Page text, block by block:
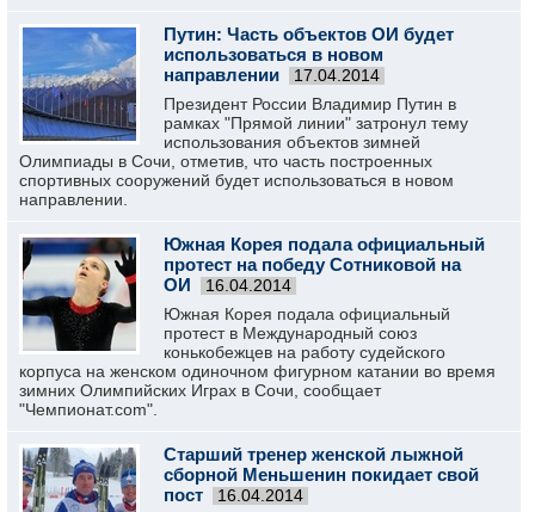
Путин: Часть объектов ОИ будет
использоваться в новом
направлении
17.04.2014
Президент России Владимир Путин в
рамках "Прямой линии" затронул тему
использования объектов зимней
Олимпиады в Сочи, отметив, что часть построенных
спортивных сооружений будет использоваться в новом
направлении.
Южная Корея подала официальный
протест на победу Сотниковой на
ОИ
16.04.2014
Южная Корея подала официальный
протест в Международный союз
конькобежцев на работу судейского
корпуса на женском одиночном фигурном катании во время
зимних Олимпийских Играх в Сочи, сообщает
"Чемпионат.com".
Старший тренер женской лыжной
сборной Меньшенин покидает свой
пост
16.04.2014